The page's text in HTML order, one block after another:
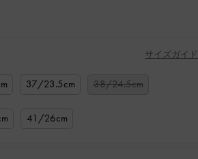
サイズガイド
37/23.5cm 38/24.5cm
41/26cm